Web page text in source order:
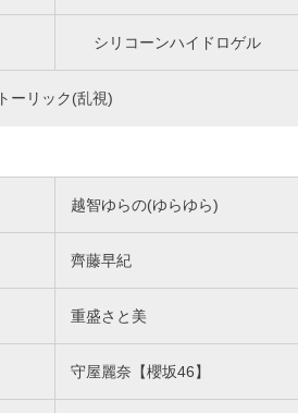
シリコーンハイドロゲル
トーリック(乱視)
越智ゆらの(ゆらゆら)
齊藤早紀
重盛さと美
守屋麗奈【櫻坂46】